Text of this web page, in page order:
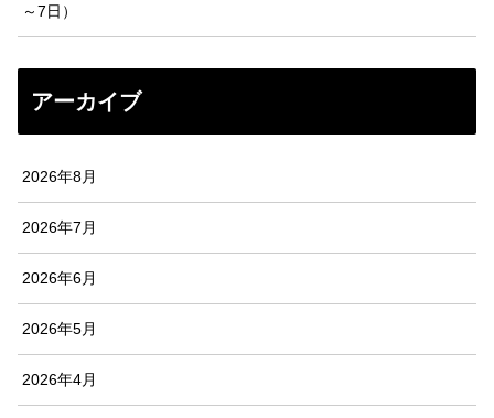
～7日）
アーカイブ
2026年8月
2026年7月
2026年6月
2026年5月
2026年4月